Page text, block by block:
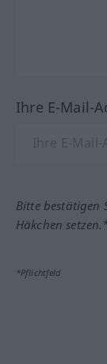
Ihre E-Mail-
Bitte bestätigen
Häkchen
*Pflichtfeld